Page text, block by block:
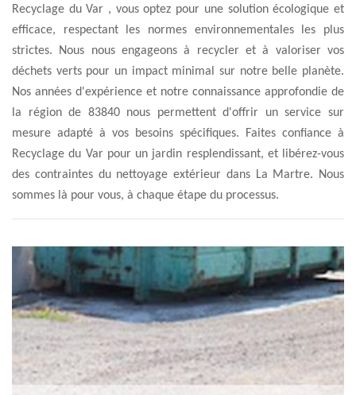
Recyclage du Var , vous optez pour une solution écologique et
efficace, respectant les normes environnementales les plus
strictes. Nous nous engageons à recycler et à valoriser vos
déchets verts pour un impact minimal sur notre belle planète.
Nos années d'expérience et notre connaissance approfondie de
la région de 83840 nous permettent d'offrir un service sur
mesure adapté à vos besoins spécifiques. Faites confiance à
Recyclage du Var pour un jardin resplendissant, et libérez-vous
des contraintes du nettoyage extérieur dans La Martre. Nous
sommes là pour vous, à chaque étape du processus.